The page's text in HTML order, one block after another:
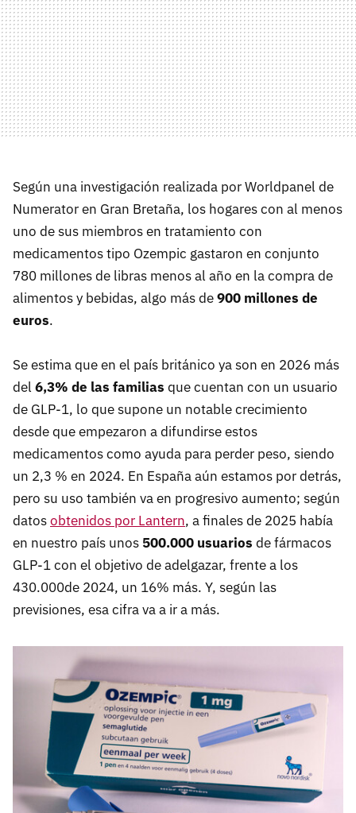
Según una investigación realizada por Worldpanel de
Numerator en Gran Bretaña, los hogares con al menos
uno de sus miembros en tratamiento con
medicamentos tipo Ozempic gastaron en conjunto
780 millones de libras menos al año en la compra de
alimentos y bebidas, algo más de900 millones de
euros.
Se estima que en el país británico ya son en 2026 más
del 6,3% de las familias que cuentan con un usuario
de GLP-1, lo que supone un notable crecimiento
desde que empezaron a difundirse estos
medicamentos como ayuda para perder peso, siendo
un 2,3 % en 2024. En España aún estamos por detrás,
pero su uso también va en progresivo aumento; según
datosobtenidos por Lantern, a finales de 2025 había
en nuestro país unos 500.000 usuarios de fármacos
GLP-1 con el objetivo de adelgazar, frente a los
430.000de 2024, un 16% más. Y, según las
previsiones, esa cifra va a ir a más.